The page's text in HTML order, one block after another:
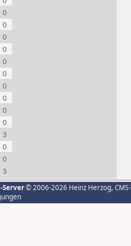
0
0
0
0
0
0
0
0
0
0
3
0
0
3
Server© 2006-2026 Heinz Herzog,